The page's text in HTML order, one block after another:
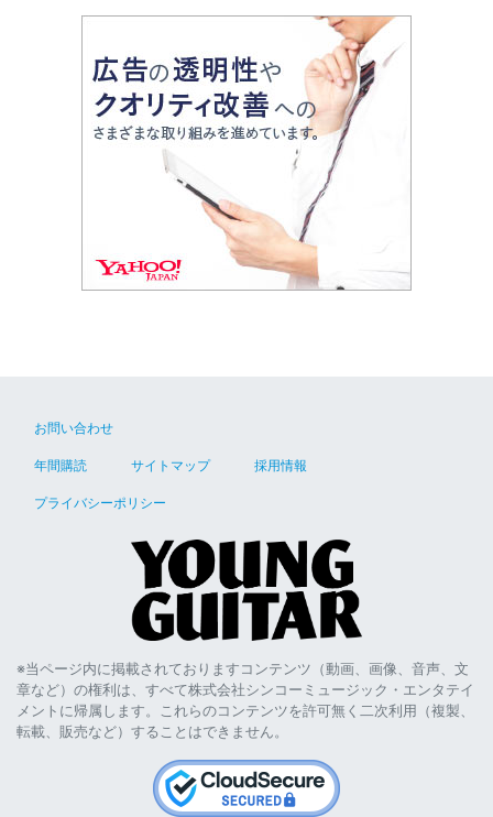
お問い合わせ
年間購読 サイトマップ 採用情報
プライバシーポリシー
※当ページ内に掲載されておりますコンテンツ（動画、画像、音声、文
章など）の権利は、すべて株式会社シンコーミュージック・エンタテイ
メントに帰属します。これらのコンテンツを許可無く二次利用（複製、
転載、販売など）することはできません。